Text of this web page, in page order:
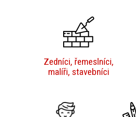
Zedníci, řemeslníci,
malíři, stavebníci